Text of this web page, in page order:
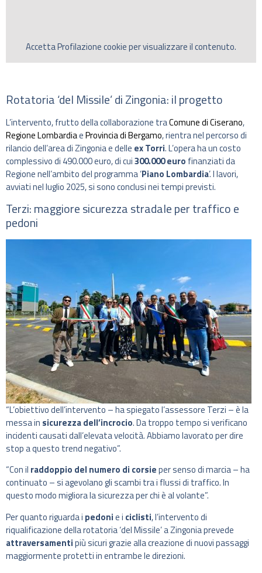
AccettaProfilazionecookie per visualizzare il contenuto.
Rotatoria ‘del Missile’ di Zingonia: il progetto
L’intervento, frutto della collaborazione traComune di Ciserano,
Regione LombardiaeProvincia di Bergamo, rientra nel percorso di
rilancio dell’area di Zingonia e delle ex Torri. L’opera ha un costo
complessivo di 490.000 euro, di cui300.000 euro finanziati da
Regione nell’ambito del programma ‘Piano Lombardia’. I lavori,
avviati nel luglio 2025, si sono conclusi nei tempi previsti.
Terzi: maggiore sicurezza stradale per traffico e
pedoni
“L’obiettivo dell’intervento – ha spiegato l’assessore Terzi – è la
messa in sicurezza dell’incrocio. Da troppo tempo si verificano
incidenti causati dall’elevata velocità. Abbiamo lavorato per dire
stop a questo trend negativo”.
“Con il raddoppio del numero di corsieper senso di marcia – ha
continuato – si agevolano gli scambi tra i flussi di traffico. In
questo modo migliora la sicurezza per chi è al volante”.
Per quanto riguarda i pedonie i ciclisti, l’intervento di
riqualificazione della rotatoria ‘del Missile’ a Zingonia prevede
attraversamentipiù sicuri grazie alla creazione di nuovi passaggi
maggiormente protetti in entrambe le direzioni.